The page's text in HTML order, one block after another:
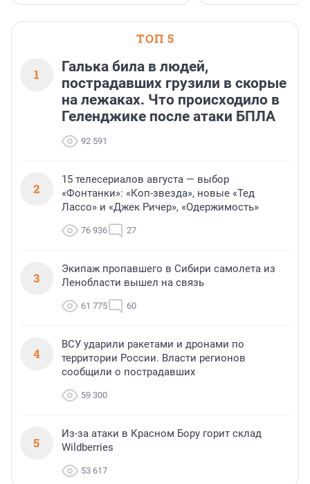
ТОП 5
1
Галька била в людей,
пострадавших грузили в скорые
на лежаках. Что происходило в
Геленджике после атаки БПЛА
92 591
2
15 телесериалов августа — выбор
«Фонтанки»: «Коп-звезда», новые «Тед
Лассо» и «Джек Ричер», «Одержимость»
76 936 27
3
Экипаж пропавшего в Сибири самолета из
Ленобласти вышел на связь
61 775 60
4
ВСУ ударили ракетами и дронами по
территории России. Власти регионов
сообщили о пострадавших
59 300
5
Из-за атаки в Красном Бору горит склад
Wildberries
53 617